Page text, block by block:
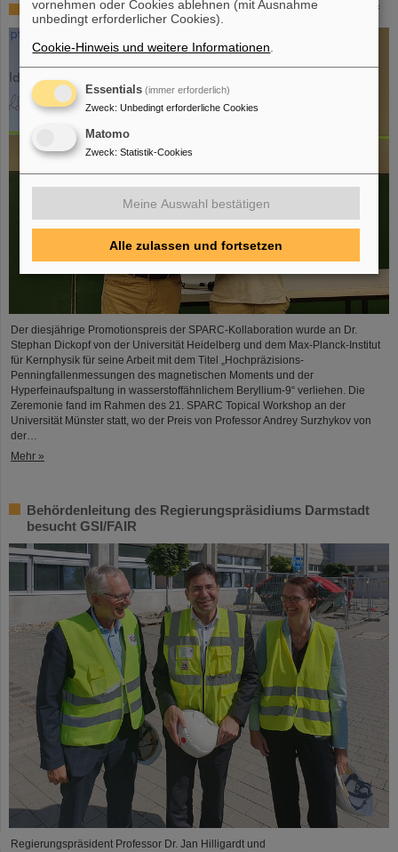
SPARC-Promotionspreis 2024 geht an Dr. Stefan Dickopf
Der diesjährige Promotionspreis der SPARC-Kollaboration wurde an Dr.
Stephan Dickopf von der Universität Heidelberg und dem Max-Planck-Institut
für Kernphysik für seine Arbeit mit dem Titel „Hochpräzisions-
Penningfallenmessungen des magnetischen Moments und der
Hyperfeinaufspaltung in wasserstoffähnlichem Beryllium-9“ verliehen. Die
Zeremonie fand im Rahmen des 21. SPARC Topical Workshop an der
Universität Münster statt, wo der Preis von Professor Andrey Surzhykov von
der…
Mehr »
Behördenleitung des Regierungspräsidiums Darmstadt
besucht GSI/FAIR
Regierungspräsident Professor Dr. Jan Hilligardt und
vornehmen oder Cookies ablehnen (mit Ausnahme
unbedingt erforderlicher Cookies).
Cookie-Hinweis und weitere Informationen
Essentials (immer erforderlich)
Zweck: Unbedingt erforderliche Cookies
Matomo
Zweck: Statistik-Cookies
Meine Auswahl bestätigen
Alle zulassen und fortsetzen